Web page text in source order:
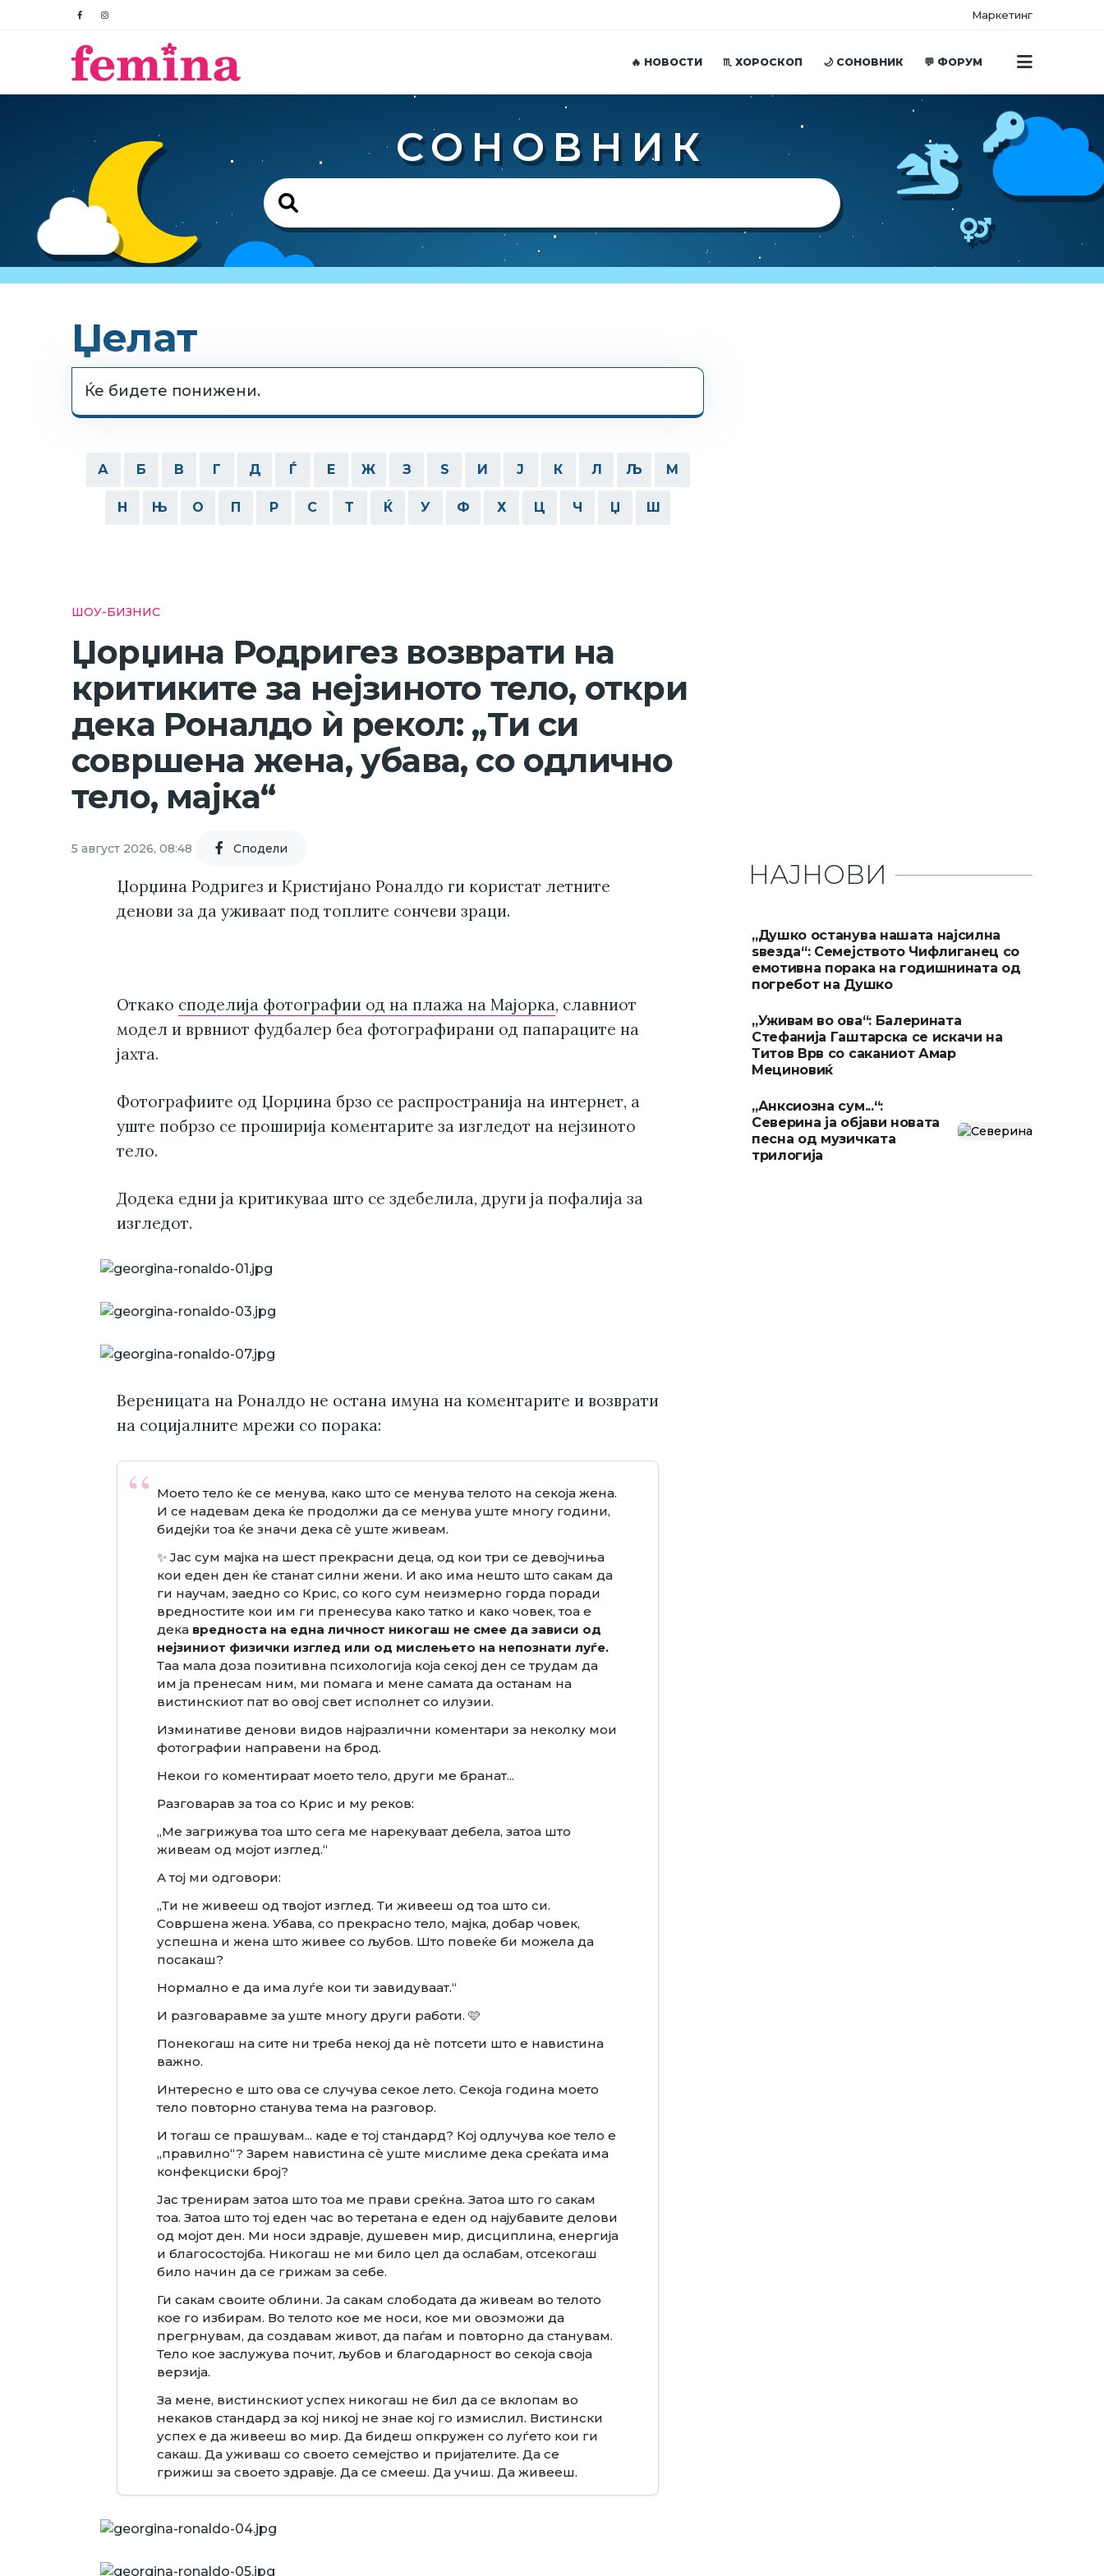
Маркетинг
🔥 НОВОСТИ ♏ ХОРОСКОП 🌙 СОНОВНИК 💬 ФОРУМ
СОНОВНИК
Џелат
Ќе бидете понижени.
А Б В Г Д Ѓ Е Ж З Ѕ И Ј К Л Љ М
Н Њ О П Р С Т Ќ У Ф Х Ц Ч Џ Ш
ШОУ-БИЗНИС
Џорџина Родригез возврати на
критиките за нејзиното тело, откри
дека Роналдо ѝ рекол: „Ти си
совршена жена, убава, со одлично
тело, мајка“
5 август 2026, 08:48 Cподели
Џорџина Родригез и Кристијано Роналдо ги користат летните
денови за да уживаат под топлите сончеви зраци.
Откако споделија фотографии од на плажа на Мајорка, славниот
модел и врвниот фудбалер беа фотографирани од папараците на
јахта.
Фотографиите од Џорџина брзо се распространија на интернет, а
уште побрзо се проширија коментарите за изгледот на нејзиното
тело.
Додека едни ја критикуваа што се здебелила, други ја пофалија за
изгледот.
Вереницата на Роналдо не остана имуна на коментарите и возврати
на социјалните мрежи со порака:
Моето тело ќе се менува, како што се менува телото на секоја жена.
И се надевам дека ќе продолжи да се менува уште многу години,
бидејќи тоа ќе значи дека сè уште живеам.
✨ Јас сум мајка на шест прекрасни деца, од кои три се девојчиња
кои еден ден ќе станат силни жени. И ако има нешто што сакам да
ги научам, заедно со Крис, со кого сум неизмерно горда поради
вредностите кои им ги пренесува како татко и како човек, тоа е
дека вредноста на една личност никогаш не смее да зависи од
нејзиниот физички изглед или од мислењето на непознати луѓе.
Таа мала доза позитивна психологија која секој ден се трудам да
им ја пренесам ним, ми помага и мене самата да останам на
вистинскиот пат во овој свет исполнет со илузии.
Изминативе денови видов најразлични коментари за неколку мои
фотографии направени на брод.
Некои го коментираат моето тело, други ме бранат...
Разговарав за тоа со Крис и му реков:
„Ме загрижува тоа што сега ме нарекуваат дебела, затоа што
живеам од мојот изглед.“
А тој ми одговори:
„Ти не живееш од твојот изглед. Ти живееш од тоа што си.
Совршена жена. Убава, со прекрасно тело, мајка, добар човек,
успешна и жена што живее со љубов. Што повеќе би можела да
посакаш?
Нормално е да има луѓе кои ти завидуваат.“
И разговаравме за уште многу други работи. 🩷
Понекогаш на сите ни треба некој да нè потсети што е навистина
важно.
Интересно е што ова се случува секое лето. Секоја година моето
тело повторно станува тема на разговор.
И тогаш се прашувам... каде е тој стандард? Кој одлучува кое тело е
„правилно“? Зарем навистина сè уште мислиме дека среќата има
конфекциски број?
Јас тренирам затоа што тоа ме прави среќна. Затоа што го сакам
тоа. Затоа што тој еден час во теретана е еден од најубавите делови
од мојот ден. Ми носи здравје, душевен мир, дисциплина, енергија
и благосостојба. Никогаш не ми било цел да ослабам, отсекогаш
било начин да се грижам за себе.
Ги сакам своите облини. Ја сакам слободата да живеам во телото
кое го избирам. Во телото кое ме носи, кое ми овозможи да
прегрнувам, да создавам живот, да паѓам и повторно да станувам.
Тело кое заслужува почит, љубов и благодарност во секоја своја
верзија.
За мене, вистинскиот успех никогаш не бил да се вклопам во
некаков стандард за кој никој не знае кој го измислил. Вистински
успех е да живееш во мир. Да бидеш опкружен со луѓето кои ги
сакаш. Да уживаш со своето семејство и пријателите. Да се
грижиш за своето здравје. Да се смееш. Да учиш. Да живееш.
НАЈНОВИ
„Душко останува нашата најсилна
ѕвезда“: Семејството Чифлиганец со
емотивна порака на годишнината од
погребот на Душко
„Уживам во ова“: Балерината
Стефанија Гаштарска се искачи на
Титов Врв со саканиот Амар
Мециновиќ
„Анксиозна сум...“:
Северина ја објави новата
песна од музичката
трилогија